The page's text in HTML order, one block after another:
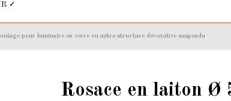
✓
pour luminaire en verre ou autre structure décorative suspendu
Rosace en laiton Ø